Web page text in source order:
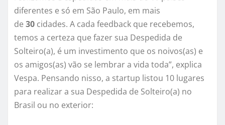
diferentes e só em São Paulo, em mais
de 30 cidades. A cada feedback que recebemos,
temos a certeza que fazer sua Despedida de
Solteiro(a), é um investimento que os noivos(as) e
os amigos(as) vão se lembrar a vida toda”, explica
Vespa. Pensando nisso, a startup listou 10 lugares
para realizar a sua Despedida de Solteiro(a) no
Brasil ou no exterior: